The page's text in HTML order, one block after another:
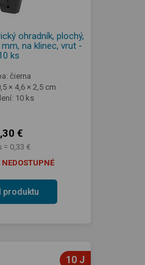
ohradník, plochý,
na klinec, vrut -
ks
čierna
× 4,6 × 2,5 cm
10 ks
€
= 0,33 €
NEDOSTUPNÉ
produktu
10 J